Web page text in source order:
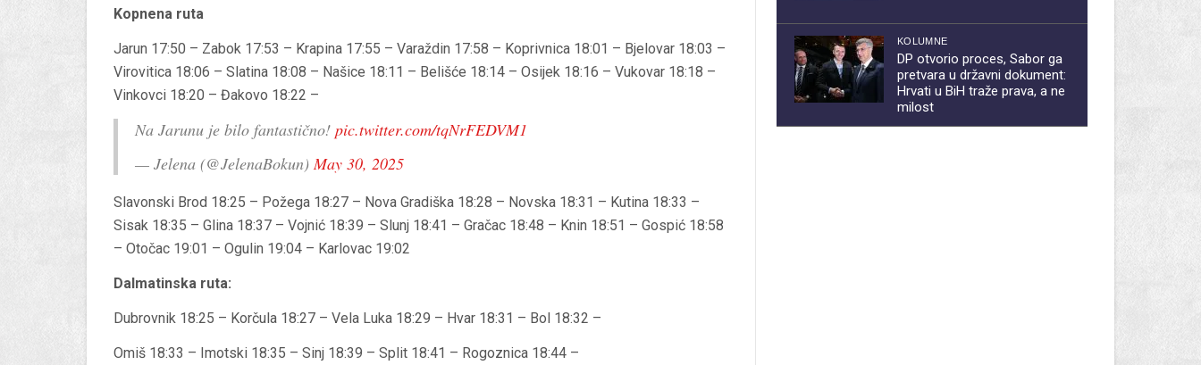
Kopnena ruta
Jarun 17:50 – Zabok 17:53 – Krapina 17:55 – Varaždin 17:58 – Koprivnica 18:01 – Bjelovar 18:03 –
Virovitica 18:06 – Slatina 18:08 – Našice 18:11 – Belišće 18:14 – Osijek 18:16 – Vukovar 18:18 –
Vinkovci 18:20 – Đakovo 18:22 –
Na Jarunu je bilo fantastično! pic.twitter.com/tqNrFEDVM1
— Jelena (@JelenaBokun)May 30, 2025
Slavonski Brod 18:25 – Požega 18:27 – Nova Gradiška 18:28 – Novska 18:31 – Kutina 18:33 –
Sisak 18:35 – Glina 18:37 – Vojnić 18:39 – Slunj 18:41 – Gračac 18:48 – Knin 18:51 – Gospić 18:58
– Otočac 19:01 – Ogulin 19:04 – Karlovac 19:02
Dalmatinska ruta:
Dubrovnik 18:25 – Korčula 18:27 – Vela Luka 18:29 – Hvar 18:31 – Bol 18:32 –
Omiš 18:33 – Imotski 18:35 – Sinj 18:39 – Split 18:41 – Rogoznica 18:44 –
KOLUMNE
DP otvorio proces, Sabor ga
pretvara u državni dokument:
Hrvati u BiH traže prava, a ne
milost